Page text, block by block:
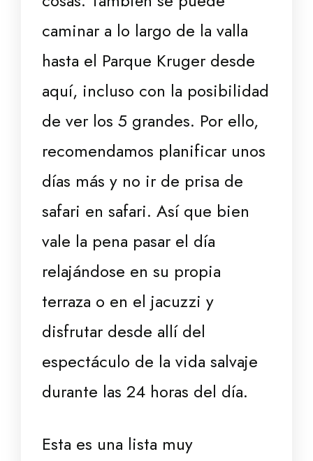
caminar a lo largo de la valla
hasta el Parque Kruger desde
aquí, incluso con la posibilidad
de ver los 5 grandes. Por ello,
recomendamos planificar unos
días más y no ir de prisa de
safari en safari. Así que bien
vale la pena pasar el día
relajándose en su propia
terraza o en el jacuzzi y
disfrutar desde allí del
espectáculo de la vida salvaje
durante las 24 horas del día.
Esta es una lista muy